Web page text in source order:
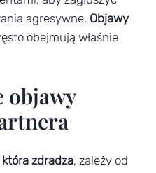
agresywne. Objawy
obejmują właśnie
objawy
zdradza, zależy od